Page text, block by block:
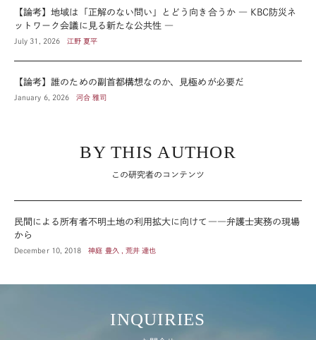
【論考】地域は「正解のない問い」とどう向き合うか ― KBC防災ネ
ットワーク会議に見る新たな公共性 ―
July 31, 2026 江野 夏平
【論考】誰のための副首都構想なのか、見極めが必要だ
January 6, 2026 河合 雅司
BY THIS AUTHOR
この研究者のコンテンツ
民間による所有者不明土地の利用拡大に向けて――弁護士実務の現場
から
December 10, 2018 神庭 豊久 , 荒井 達也
INQUIRIES